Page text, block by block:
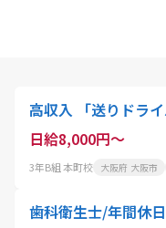
高収入 「送りドラ
日給8,000円～
3年B組 本町校 大阪府 大阪市
歯科衛生士/年間休